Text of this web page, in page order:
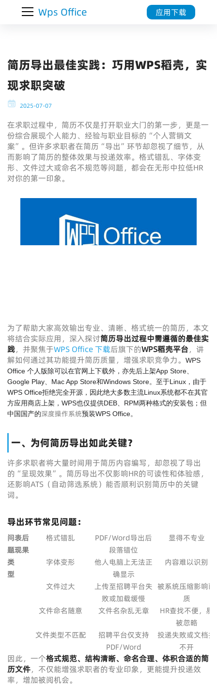
Wps Office 应用下载
简历导出最佳实践：巧用WPS稻壳，实
现求职突破
2025-07-07
在求职过程中，简历不仅是打开职业大门的第一步，更是一
份综合展现个人能力、经验与职业目标的“个人营销文
案”。但许多求职者在简历“导出”环节却忽视了细节，从
而影响了简历的整体效果与投递效率。格式错乱、字体变
形、文件过大或命名不规范等问题，都会在无形中拉低HR
对你的第一印象。
为了帮助大家高效输出专业、清晰、格式统一的简历，本文
将结合实际应用，深入探讨简历导出过程中需遵循的最佳实
践，并聚焦于WPS Office 下载后旗下的WPS稻壳平台，讲
解如何通过其功能提升简历质量，增强求职竞争力。
WPS
Office 个人版除可以在官网上下载外，亦先后上架App Store、
Google Play、Mac App Store和Windows Store。至于Linux，由于
WPS Office拒绝完全开源，因此绝大多数主流Linux系统都不在其官
方应用商店上架，WPS也仅提供DEB、RPM两种格式的安装包；但
中国国产的深度操作系统预装WPS Office。
一、为何简历导出如此关键？
许多求职者将大量时间用于简历内容编写，却忽视了导出
的“呈现效果”。简历导出不仅影响HR的可读性和体验感，
还影响ATS（自动筛选系统）能否顺利识别简历中的关键
词。
导出环节常见问题：
问
题
类
型
表
现
后
果
格式错乱
PDF/Word导出后
段落错位
显得不专业
字体变形
他人电脑上无法正
确显示
内容难以识别
文件过大
上传至招聘平台失
败或加载缓慢
被系统压缩影响画
质
文件命名随意
文件名杂乱无章
HR查找不便，易
被忽略
文件类型不匹配
招聘平台仅支持
PDF/Word
投递失败或文档打
不开
因此，一个格式规范、结构清晰、命名合理、体积合适的简
历文件，不仅能增强求职者的专业印象，更能提升投递效
率，增加被阅机会。